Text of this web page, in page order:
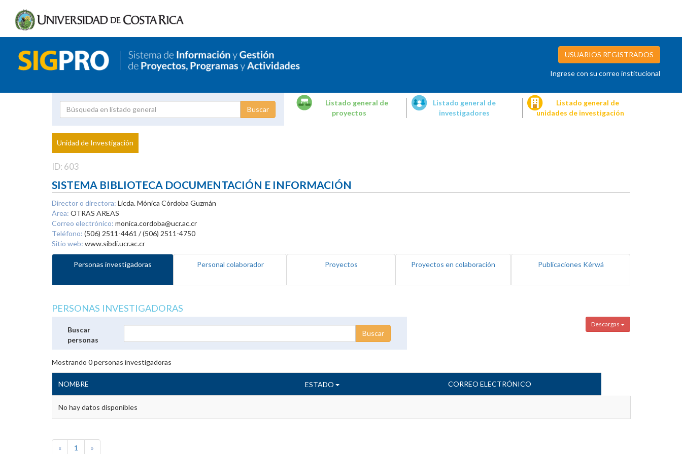
USUARIOS REGISTRADOS
Ingrese con su correo institucional
Proyecto
Investigador
Listado general de
proyectos
Listado general de
investigadores
Listado general de
unidades de investigación
Unidad de Investigación
ID: 603
SISTEMA BIBLIOTECA DOCUMENTACIÓN E INFORMACIÓN
Director o directora: Licda. Mónica Córdoba Guzmán
Área: OTRAS AREAS
Correo electrónico: monica.cordoba@ucr.ac.cr
Teléfono: (506) 2511-4461 / (506) 2511-4750
Sitio web: www.sibdi.ucr.ac.cr
Personas investigadoras Personal colaborador Proyectos Proyectos en colaboración Publicaciones Kérwá
PERSONAS INVESTIGADORAS
Descargas
Buscar
personas
Mostrando 0personas investigadoras
NOMBRE ESTADO CORREO ELECTRÓNICO
No hay datos disponibles
« 1 »